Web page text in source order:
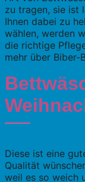
zu tragen, sie ist
Ihnen dabei zu
wählen, werden
die richtige
mehr über Biber-
Diese ist eine
Qualität
weil es so weich